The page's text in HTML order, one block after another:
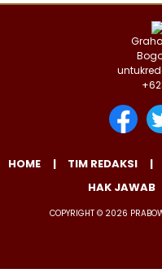
HOME TIM REDAKSI
HAK JAWAB
COPYRIGHT © 2026